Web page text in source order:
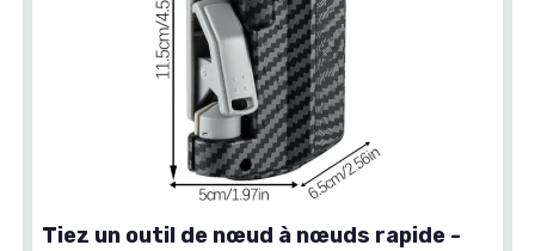
Tiez un outil de nœud à nœuds rapide -